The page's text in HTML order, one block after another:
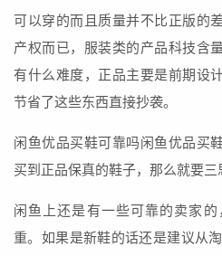
可以穿的而且质量并不比正版的
产权而已，服装类的产品科技含
有什么难度，正品主要是前期设
节省了这些东西直接抄袭。
闲鱼优品买鞋可靠吗闲鱼优品买
买到正品保真的鞋子，那么就要三
闲鱼上还是有一些可靠的卖家
重。如果是新鞋的话还是建议从